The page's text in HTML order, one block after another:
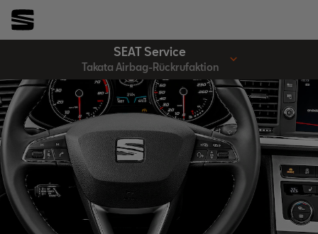
SEAT Service
Takata Airbag-Rückrufaktion